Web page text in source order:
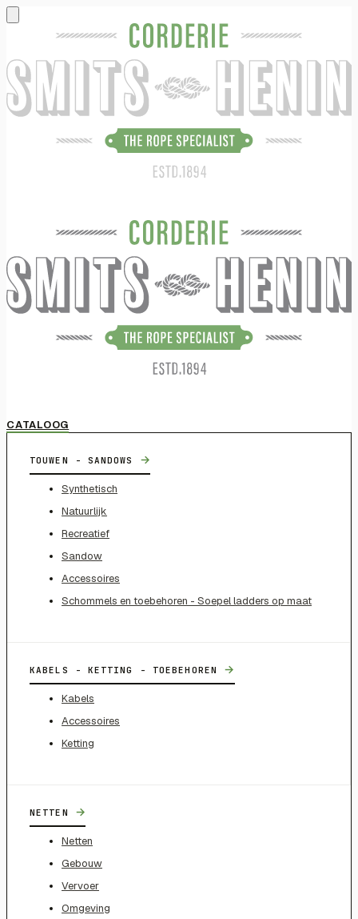
CATALOOG
TOUWEN - SANDOWS →
Synthetisch
Natuurlijk
Recreatief
Sandow
Accessoires
Schommels en toebehoren - Soepel ladders op maat
KABELS - KETTING - TOEBEHOREN →
Kabels
Accessoires
Ketting
NETTEN →
Netten
Gebouw
Vervoer
Omgeving